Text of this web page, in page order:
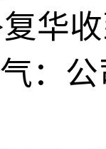
华
：